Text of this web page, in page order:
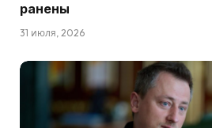
ранены
31 июля, 2026